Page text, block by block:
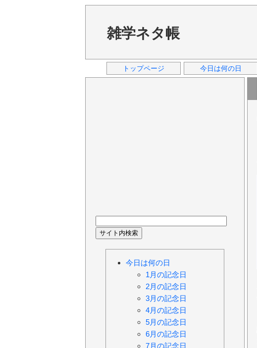
雑学ネタ帳
トップページ 今日は何の日
今日は何の日
1月の記念日
2月の記念日
3月の記念日
4月の記念日
5月の記念日
6月の記念日
7月の記念日